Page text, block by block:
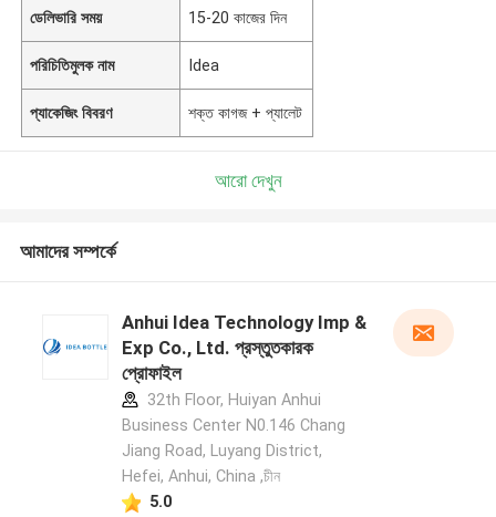
ডেলিভারি সময় 15-20 কাজের দিন
পরিচিতিমুলক নাম Idea
প্যাকেজিং বিবরণ শক্ত কাগজ + প্যালেট
আরো দেখুন
আমাদের সম্পর্কে
Anhui Idea Technology Imp &
Exp Co., Ltd. প্রস্তুতকারক
প্রোফাইল
32th Floor, Huiyan Anhui
Business Center N0.146 Chang
Jiang Road, Luyang District,
Hefei, Anhui, China ,চীন
5.0